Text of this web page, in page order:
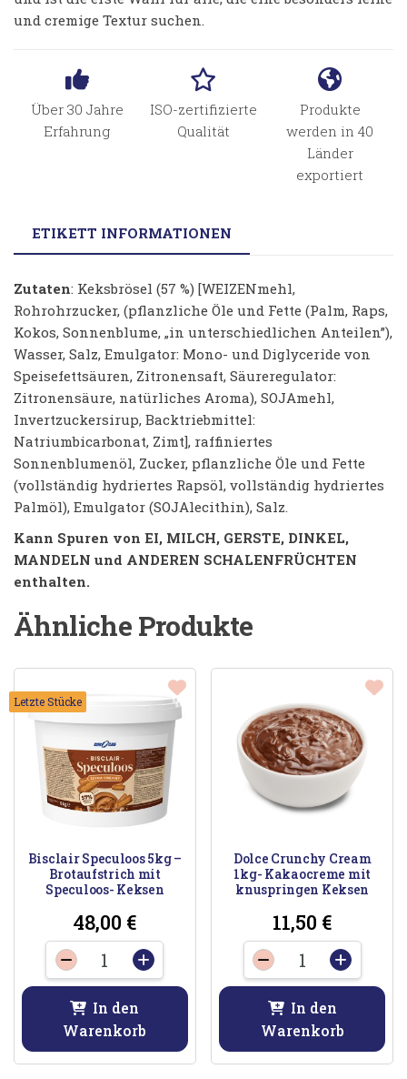
und cremige Textur suchen.
Über 30 Jahre
Erfahrung
ISO-zertifizierte
Qualität
Produkte
werden in 40
Länder
exportiert
ETIKETT INFORMATIONEN
Zutaten: Keksbrösel (57 %) [WEIZENmehl,
Rohrohrzucker, (pflanzliche Öle und Fette (Palm, Raps,
Kokos, Sonnenblume, „in unterschiedlichen Anteilen”),
Wasser, Salz, Emulgator: Mono- und Diglyceride von
Speisefettsäuren, Zitronensaft, Säureregulator:
Zitronensäure, natürliches Aroma), SOJAmehl,
Invertzuckersirup, Backtriebmittel:
Natriumbicarbonat, Zimt], raffiniertes
Sonnenblumenöl, Zucker, pflanzliche Öle und Fette
(vollständig hydriertes Rapsöl, vollständig hydriertes
Palmöl), Emulgator (SOJAlecithin), Salz.
Kann Spuren von EI, MILCH, GERSTE, DINKEL,
MANDELN und ANDEREN SCHALENFRÜCHTEN
enthalten.
Ähnliche Produkte
Letzte Stücke
Bisclair Speculoos 5kg –
Brotaufstrich mit
Speculoos- Keksen
48,00 €
-
Bisclair
Speculoos
5kg
Brotaufstrich
mit
+
In den
Warenkorb
Dolce Crunchy Cream
1kg- Kakaocreme mit
knuspringen Keksen
11,50 €
-
Dolce
Crunchy
Cream
1kg-
Kakaocreme
mit
+
In den
Warenkorb